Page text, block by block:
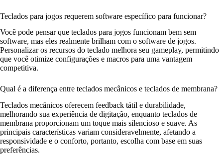
Teclados para jogos requerem software específico para funcionar?
Você pode pensar que teclados para jogos funcionam bem sem
software, mas eles realmente brilham com o software de jogos.
Personalizar os recursos do teclado melhora seu gameplay, permitindo
que você otimize configurações e macros para uma vantagem
competitiva.
Qual é a diferença entre teclados mecânicos e teclados de membrana?
Teclados mecânicos oferecem feedback tátil e durabilidade,
melhorando sua experiência de digitação, enquanto teclados de
membrana proporcionam um toque mais silencioso e suave. As
principais características variam consideravelmente, afetando a
responsividade e o conforto, portanto, escolha com base em suas
preferências.